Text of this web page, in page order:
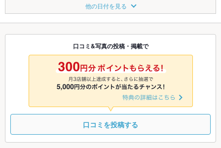
◎ ◎
8/24
◎
8/25
◎
8/26
◎ ◎ ◎
8/29 8/30 8/31
◎
9/1
◎
9/2
◎
9/3 9/4
9/7
◎ ◎ ◎ ◎
他の日付を見る
口コミ&写真の投稿・掲載で
口コミを投稿する